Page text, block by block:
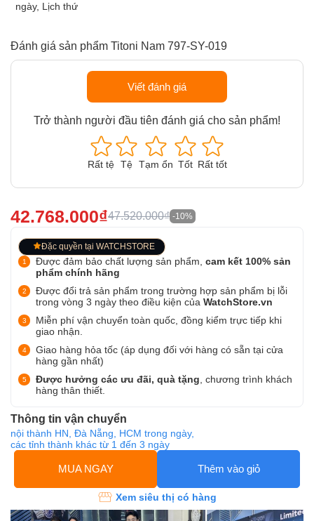
ngày, Lịch thứ
Đánh giá sản phẩm Titoni Nam 797-SY-019
Viết đánh giá
Trở thành người đầu tiên đánh giá cho sản phẩm!
Rất tệ Tệ Tạm ổn Tốt Rất tốt
42.768.000₫47.520.000₫ -10%
Đặc quyền tại WATCHSTORE
Được đảm bảo chất lượng sản phẩm, cam kết 100% sản
phẩm chính hãng
Được đổi trả sản phẩm trong trường hợp sản phẩm bị lỗi
trong vòng 3 ngày theo điều kiện của WatchStore.vn
Miễn phí vận chuyển toàn quốc, đồng kiểm trực tiếp khi
giao nhận.
Giao hàng hỏa tốc (áp dụng đối với hàng có sẵn tại cửa
hàng gần nhất)
Được hưởng các ưu đãi, quà tặng , chương trình khách
hàng thân thiết.
Thông tin vận chuyển
nội thành HN, Đà Nẵng, HCM trong ngày,
các tỉnh thành khác từ 1 đến 3 ngày
MUA NGAY Thêm vào giỏ
Xem siêu thị có hàng